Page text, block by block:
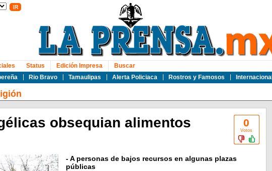
Rio Bravo Tamaulipas Alerta Policiaca Rostros y Famosos Internacional
Status Edición Impresa Buscar
0
Votos
obsequian alimentos
- A personas de bajos recursos en algunas plazas
públicas